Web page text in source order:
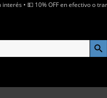
• 💵 10% OFF en efectivo o